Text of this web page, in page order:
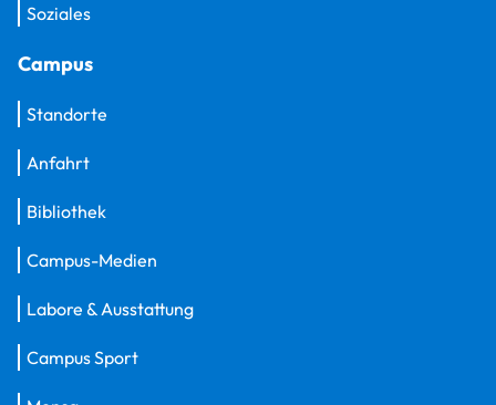
Soziales
Campus
Standorte
Anfahrt
Bibliothek
Campus-Medien
Labore & Ausstattung
Campus Sport